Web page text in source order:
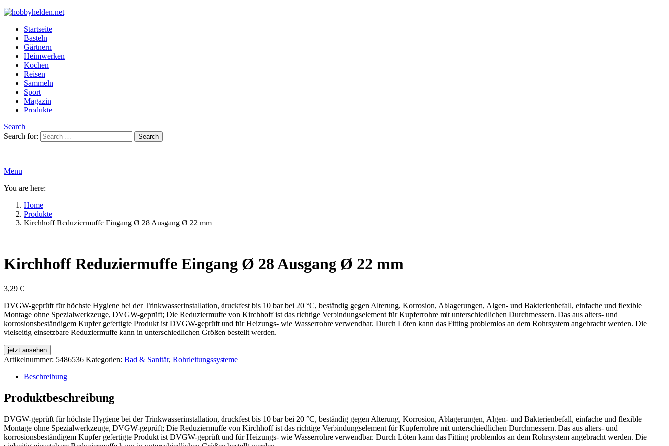
Startseite
Basteln
Gärtnern
Heimwerken
Kochen
Reisen
Sammeln
Sport
Magazin
Produkte
Search
Search for:
Search
Menu
You are here:
Home
Produkte
Kirchhoff Reduziermuffe Eingang Ø 28 Ausgang Ø 22 mm
Kirchhoff Reduziermuffe Eingang Ø 28 Ausgang Ø 22 mm
3,29 €
DVGW-geprüft für höchste Hygiene bei der Trinkwasserinstallation, druckfest bis 10 bar bei 20 °C, beständig gegen Alterung, Korrosion, Ablagerungen, Algen- und Bakterienbefall, einfache und flexible
Montage ohne Spezialwerkzeuge, DVGW-geprüft; Die Reduziermuffe von Kirchhoff ist das richtige Verbindungselement für Kupferrohre mit unterschiedlichen Durchmessern. Das aus alters- und
korrosionsbeständigem Kupfer gefertigte Produkt ist DVGW-geprüft und für Heizungs- wie Wasserrohre verwendbar. Durch Löten kann das Fitting problemlos an dem Rohrsystem angebracht werden. Die
vielseitig einsetzbare Reduziermuffe kann in unterschiedlichen Größen bestellt werden.
jetzt ansehen
Artikelnummer: 5486536 Kategorien: Bad & Sanitär, Rohrleitungssysteme
Beschreibung
Produktbeschreibung
DVGW-geprüft für höchste Hygiene bei der Trinkwasserinstallation, druckfest bis 10 bar bei 20 °C, beständig gegen Alterung, Korrosion, Ablagerungen, Algen- und Bakterienbefall, einfache und flexible
Montage ohne Spezialwerkzeuge, DVGW-geprüft; Die Reduziermuffe von Kirchhoff ist das richtige Verbindungselement für Kupferrohre mit unterschiedlichen Durchmessern. Das aus alters- und
korrosionsbeständigem Kupfer gefertigte Produkt ist DVGW-geprüft und für Heizungs- wie Wasserrohre verwendbar. Durch Löten kann das Fitting problemlos an dem Rohrsystem angebracht werden. Die